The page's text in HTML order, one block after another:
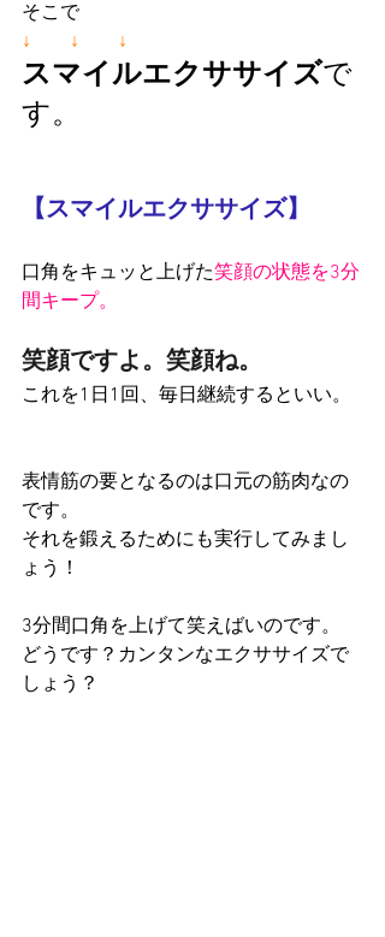
そこで
↓　　↓　　↓
スマイルエクササイズで
す。
【スマイルエクササイズ】
口角をキュッと上げた笑顔の状態を3分
間キープ。
笑顔ですよ。笑顔ね。
これを1日1回、毎日継続するといい。
表情筋の要となるのは口元の筋肉なの
です。
それを鍛えるためにも実行してみまし
ょう！
3分間口角を上げて笑えばいのです。
どうです？カンタンなエクササイズで
しょう？